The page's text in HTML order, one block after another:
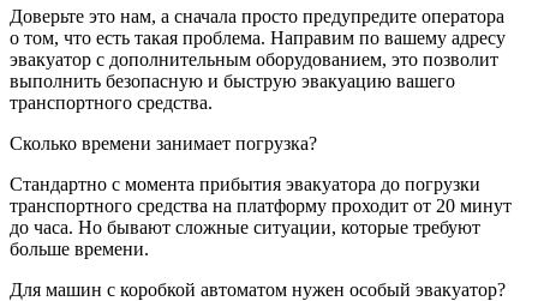
Доверьте это нам, а сначала просто предупредите оператора
о том, что есть такая проблема. Направим по вашему адресу
эвакуатор с дополнительным оборудованием, это позволит
выполнить безопасную и быструю эвакуацию вашего
транспортного средства.
Сколько времени занимает погрузка?
Стандартно с момента прибытия эвакуатора до погрузки
транспортного средства на платформу проходит от 20 минут
до часа. Но бывают сложные ситуации, которые требуют
больше времени.
Для машин с коробкой автоматом нужен особый эвакуатор?